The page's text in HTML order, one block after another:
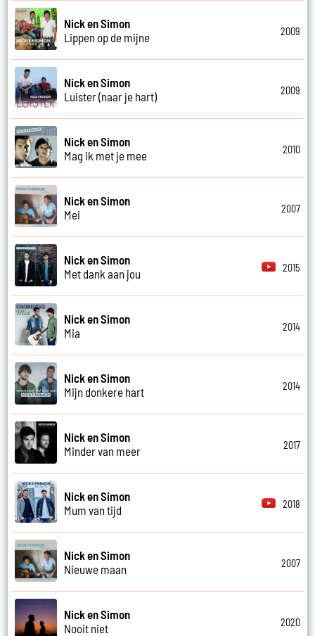
Nick en Simon
Lippen op de mijne
2009
Nick en Simon
Luister (naar je hart)
2009
Nick en Simon
Mag ik met je mee
2010
Nick en Simon
Mei
2007
Nick en Simon
Met dank aan jou
2015
Nick en Simon
Mia
2014
Nick en Simon
Mijn donkere hart
2014
Nick en Simon
Minder van meer
2017
Nick en Simon
Mum van tijd
2018
Nick en Simon
Nieuwe maan
2007
Nick en Simon
Nooit niet
2020